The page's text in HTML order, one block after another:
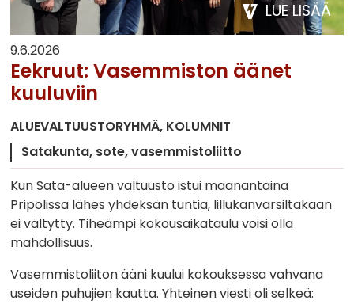
LUE LISÄÄ
9.6.2026
Eekruut: Vasemmiston äänet
kuuluviin
ALUEVALTUUSTORYHMÄ KOLUMNIT
Satakunta sote vasemmistoliitto
Kun Sata-alueen valtuusto istui maanantaina
Pripolissa lähes yhdeksän tuntia, lillukanvarsiltakaan
ei vältytty. Tiheämpi kokousaikataulu voisi olla
mahdollisuus.
Vasemmistoliiton ääni kuului kokouksessa vahvana
useiden puhujien kautta. Yhteinen viesti oli selkeä: